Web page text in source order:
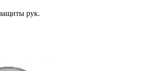
рук.